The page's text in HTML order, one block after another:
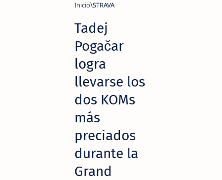
Inicio STRAVA
Tadej
Pogačar
logra
llevarse los
dos KOMs
más
preciados
durante la
Grand